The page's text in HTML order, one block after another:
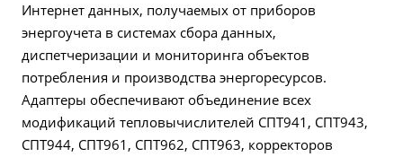
Интернет данных, получаемых от приборов
энергоучета в системах сбора данных,
диспетчеризации и мониторинга объектов
потребления и производства энергоресурсов.
Адаптеры обеспечивают объединение всех
модификаций тепловычислителей СПТ941, СПТ943,
СПТ944, СПТ961, СПТ962, СПТ963, корректоров